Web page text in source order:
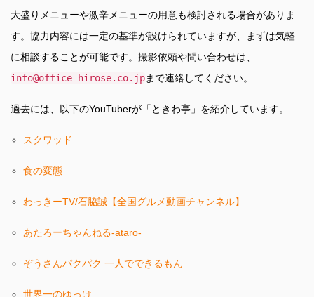
大盛りメニューや激辛メニューの用意も検討される場合がありま
す。協力内容には一定の基準が設けられていますが、まずは気軽
に相談することが可能です。撮影依頼や問い合わせは、
info@office-hirose.co.jpまで連絡してください。
過去には、以下のYouTuberが「ときわ亭」を紹介しています。
スクワッド
食の変態
わっきーTV/石脇誠【全国グルメ動画チャンネル】
あたろーちゃんねる-ataro-
ぞうさんパクパク 一人でできるもん
世界一のゆっけ、